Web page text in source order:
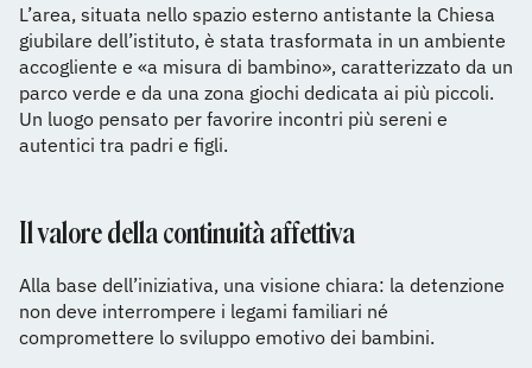
L’area, situata nello spazio esterno antistante la Chiesa
giubilare dell’istituto, è stata trasformata in un ambiente
accogliente e «a misura di bambino», caratterizzato da un
parco verde e da una zona giochi dedicata ai più piccoli.
Un luogo pensato per favorire incontri più sereni e
autentici tra padri e figli.
Il valore della continuità affettiva
Alla base dell’iniziativa, una visione chiara: la detenzione
non deve interrompere i legami familiari né
compromettere lo sviluppo emotivo dei bambini.